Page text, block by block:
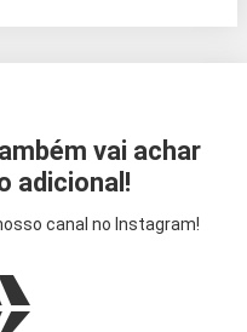
vai achar
adicional!
canal no Instagram!